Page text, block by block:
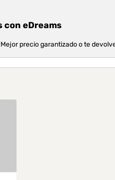
con eDreams
Mejor precio garantizado o te